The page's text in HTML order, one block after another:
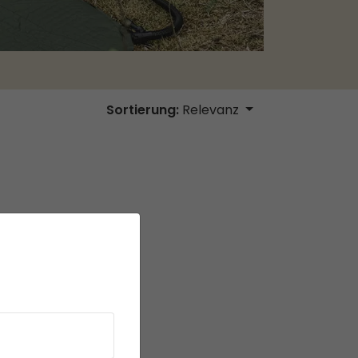
Sortierung: Relevanz